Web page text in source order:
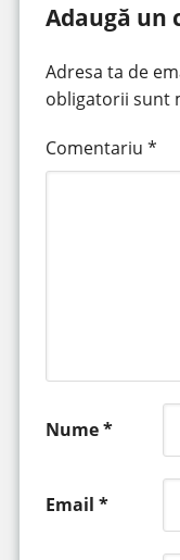
Adaugă un
Adresa ta de
obligatorii sunt
Comentariu *
Nume*
Email *